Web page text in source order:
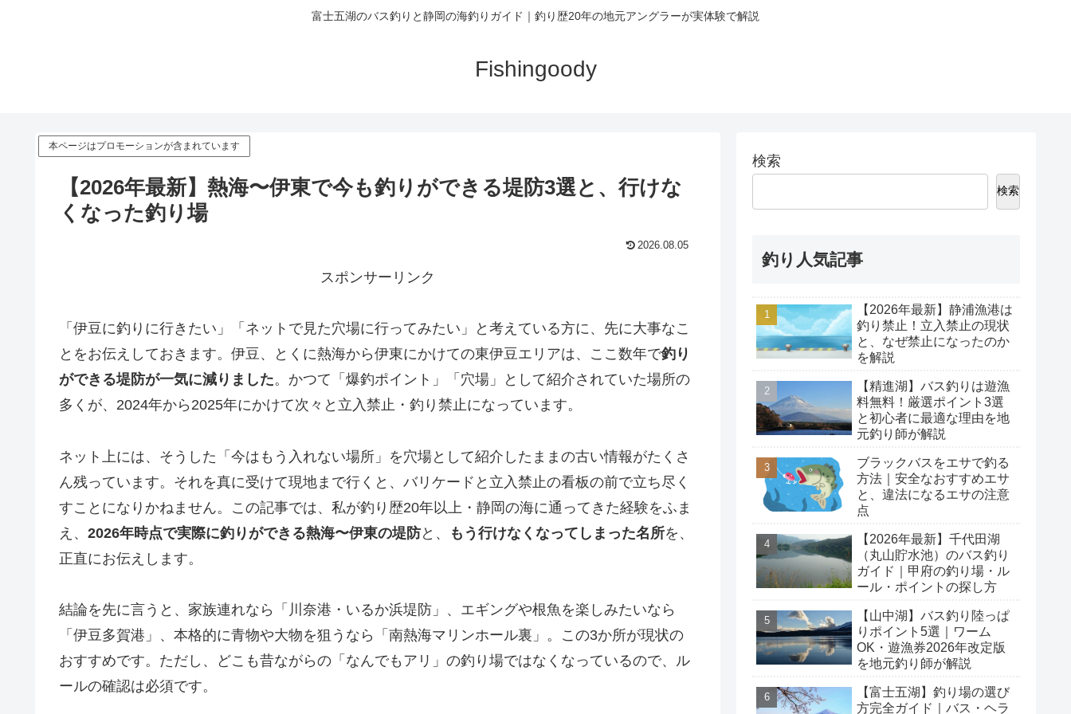
富士五湖のバス釣りと静岡の海釣りガイド｜釣り歴20年の地元アングラーが実体験で解説
Fishingoody
本ページはプロモーションが含まれています
【2026年最新】熱海〜伊東で今も釣りができる堤防3選と、行けな
くなった釣り場
2026.08.05
スポンサーリンク
「伊豆に釣りに行きたい」「ネットで見た穴場に行ってみたい」と考えている方に、先に大事なこ
とをお伝えしておきます。伊豆、とくに熱海から伊東にかけての東伊豆エリアは、ここ数年で釣り
ができる堤防が一気に減りました。かつて「爆釣ポイント」「穴場」として紹介されていた場所の
多くが、2024年から2025年にかけて次々と立入禁止・釣り禁止になっています。
ネット上には、そうした「今はもう入れない場所」を穴場として紹介したままの古い情報がたくさ
ん残っています。それを真に受けて現地まで行くと、バリケードと立入禁止の看板の前で立ち尽く
すことになりかねません。この記事では、私が釣り歴20年以上・静岡の海に通ってきた経験をふま
え、 2026年時点で実際に釣りができる熱海〜伊東の堤防と、 もう行けなくなってしまった名所を、
正直にお伝えします。
結論を先に言うと、家族連れなら「川奈港・いるか浜堤防」、エギングや根魚を楽しみたいなら
「伊豆多賀港」、本格的に青物や大物を狙うなら「南熱海マリンホール裏」。この3か所が現状の
おすすめです。ただし、どこも昔ながらの「なんでもアリ」の釣り場ではなくなっているので、ル
ールの確認は必須です。
検索
検索
釣り人気記事
【2026年最新】静浦漁港は
釣り禁止！立入禁止の現状
と、なぜ禁止になったのか
を解説
【精進湖】バス釣りは遊漁
料無料！厳選ポイント3選
と初心者に最適な理由を地
元釣り師が解説
ブラックバスをエサで釣る
方法｜安全なおすすめエサ
と、違法になるエサの注意
点
【2026年最新】千代田湖
（丸山貯水池）のバス釣り
ガイド｜甲府の釣り場・ル
ール・ポイントの探し方
【山中湖】バス釣り陸っぱ
りポイント5選｜ワーム
OK・遊漁券2026年改定版
を地元釣り師が解説
【富士五湖】釣り場の選び
方完全ガイド｜バス・ヘラ